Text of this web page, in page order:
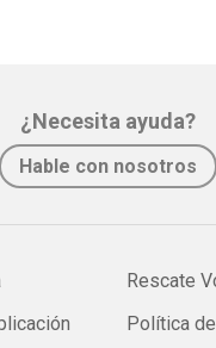
¿Necesita ayuda?
Hable con nosotros
Rescate
Política